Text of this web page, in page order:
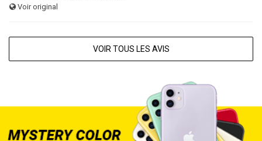
Voir original
VOIR TOUS LES AVIS